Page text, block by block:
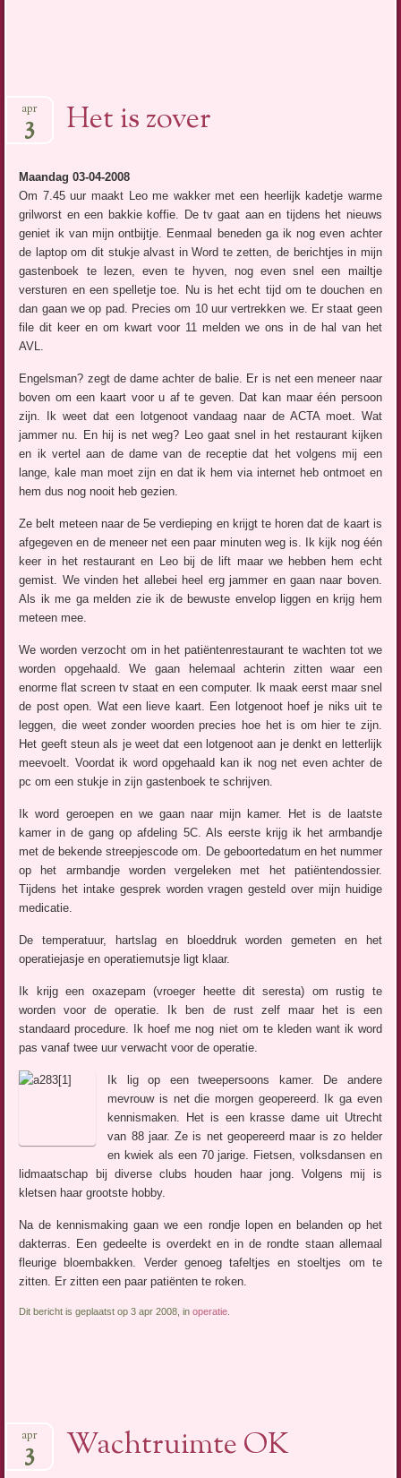
Het is zover
apr
3
Maandag 03-04-2008
Om 7.45 uur maakt Leo me wakker met een heerlijk kadetje warme
grilworst en een bakkie koffie. De tv gaat aan en tijdens het nieuws
geniet ik van mijn ontbijtje. Eenmaal beneden ga ik nog even achter
de laptop om dit stukje alvast in Word te zetten, de berichtjes in mijn
gastenboek te lezen, even te hyven, nog even snel een mailtje
versturen en een spelletje toe. Nu is het echt tijd om te douchen en
dan gaan we op pad. Precies om 10 uur vertrekken we. Er staat geen
file dit keer en om kwart voor 11 melden we ons in de hal van het
AVL.
Engelsman? zegt de dame achter de balie. Er is net een meneer naar
boven om een kaart voor u af te geven. Dat kan maar één persoon
zijn. Ik weet dat een lotgenoot vandaag naar de ACTA moet. Wat
jammer nu. En hij is net weg? Leo gaat snel in het restaurant kijken
en ik vertel aan de dame van de receptie dat het volgens mij een
lange, kale man moet zijn en dat ik hem via internet heb ontmoet en
hem dus nog nooit heb gezien.
Ze belt meteen naar de 5e verdieping en krijgt te horen dat de kaart is
afgegeven en de meneer net een paar minuten weg is. Ik kijk nog één
keer in het restaurant en Leo bij de lift maar we hebben hem echt
gemist. We vinden het allebei heel erg jammer en gaan naar boven.
Als ik me ga melden zie ik de bewuste envelop liggen en krijg hem
meteen mee.
We worden verzocht om in het patiëntenrestaurant te wachten tot we
worden opgehaald. We gaan helemaal achterin zitten waar een
enorme flat screen tv staat en een computer. Ik maak eerst maar snel
de post open. Wat een lieve kaart. Een lotgenoot hoef je niks uit te
leggen, die weet zonder woorden precies hoe het is om hier te zijn.
Het geeft steun als je weet dat een lotgenoot aan je denkt en letterlijk
meevoelt. Voordat ik word opgehaald kan ik nog net even achter de
pc om een stukje in zijn gastenboek te schrijven.
Ik word geroepen en we gaan naar mijn kamer. Het is de laatste
kamer in de gang op afdeling 5C. Als eerste krijg ik het armbandje
met de bekende streepjescode om. De geboortedatum en het nummer
op het armbandje worden vergeleken met het patiëntendossier.
Tijdens het intake gesprek worden vragen gesteld over mijn huidige
medicatie.
De temperatuur, hartslag en bloeddruk worden gemeten en het
operatiejasje en operatiemutsje ligt klaar.
Ik krijg een oxazepam (vroeger heette dit seresta) om rustig te
worden voor de operatie. Ik ben de rust zelf maar het is een
standaard procedure. Ik hoef me nog niet om te kleden want ik word
pas vanaf twee uur verwacht voor de operatie.
Ik lig op een tweepersoons kamer. De andere
mevrouw is net die morgen geopereerd. Ik ga even
kennismaken. Het is een krasse dame uit Utrecht
van 88 jaar. Ze is net geopereerd maar is zo helder
en kwiek als een 70 jarige. Fietsen, volksdansen en
lidmaatschap bij diverse clubs houden haar jong. Volgens mij is
kletsen haar grootste hobby.
Na de kennismaking gaan we een rondje lopen en belanden op het
dakterras. Een gedeelte is overdekt en in de rondte staan allemaal
fleurige bloembakken. Verder genoeg tafeltjes en stoeltjes om te
zitten. Er zitten een paar patiënten te roken.
Dit bericht is geplaatst op 3 apr 2008, inoperatie
Wachtruimte OK
apr
3